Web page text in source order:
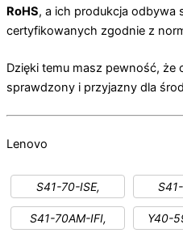
RoHS, a ich produkcja odbywa
certyfikowanych zgodnie z
Dzięki temu masz pewność, że
sprawdzony i przyjazny dla
Lenovo
S41-70-ISE,
S41-70AM-IFI, Y40-